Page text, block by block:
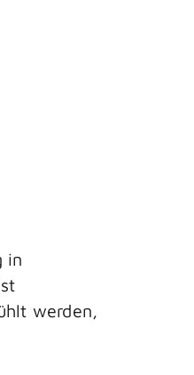
in
werden,